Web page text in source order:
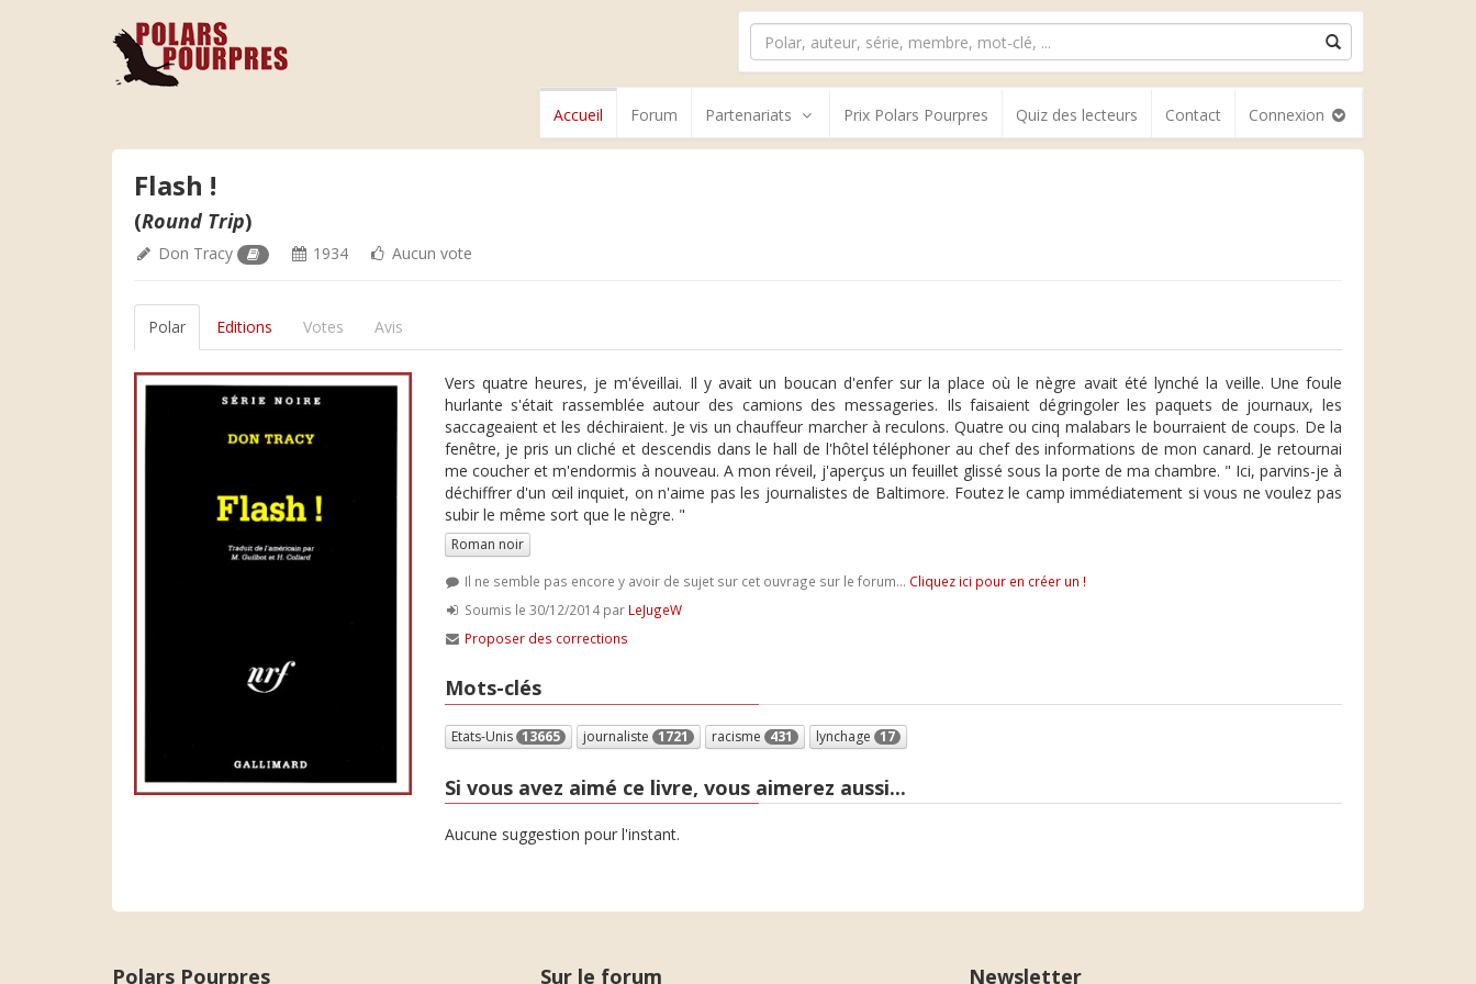
Accueil Forum Partenariats Prix Polars Pourpres Quiz des lecteurs Contact Connexion
Flash !
(Round Trip)
Don Tracy 1934 Aucun vote
Polar Editions Votes Avis
Vers quatre heures, je m'éveillai. Il y avait un boucan d'enfer sur la place où le nègre avait été lynché la veille. Une foule
hurlante s'était rassemblée autour des camions des messageries. Ils faisaient dégringoler les paquets de journaux, les
saccageaient et les déchiraient. Je vis un chauffeur marcher à reculons. Quatre ou cinq malabars le bourraient de coups. De la
fenêtre, je pris un cliché et descendis dans le hall de l'hôtel téléphoner au chef des informations de mon canard. Je retournai
me coucher et m'endormis à nouveau. A mon réveil, j'aperçus un feuillet glissé sous la porte de ma chambre. " Ici, parvins-je à
déchiffrer d'un œil inquiet, on n'aime pas les journalistes de Baltimore. Foutez le camp immédiatement si vous ne voulez pas
subir le même sort que le nègre. "
Roman noir
Il ne semble pas encore y avoir de sujet sur cet ouvrage sur le forum... Cliquez ici pour en créer un !
Soumis le 30/12/2014 par LeJugeW
Proposer des corrections
Mots-clés
Etats-Unis 13665 journaliste 1721 racisme 431 lynchage 17
Si vous avez aimé ce livre, vous aimerez aussi...
Aucune suggestion pour l'instant.
Polars Pourpres Sur le forum Newsletter